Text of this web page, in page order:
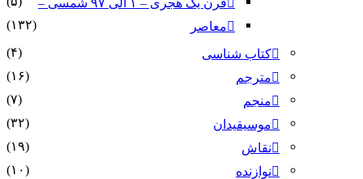
معاصر
(۱۳۲)
کتاب شناسی
(۴)
مترجم
(۱۶)
منجم
(۷)
موسیقیدان
(۳۲)
نقاش
(۱۹)
نوازنده
(۱۰)